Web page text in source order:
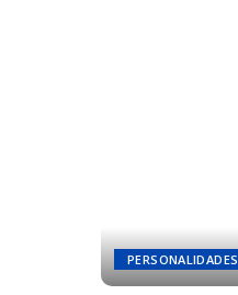
PERSONALIDADES